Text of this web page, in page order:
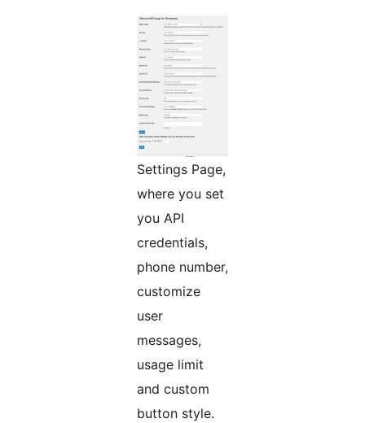
Settings Page,
where you set
you API
credentials,
phone number,
customize
user
messages,
usage limit
and custom
button style.